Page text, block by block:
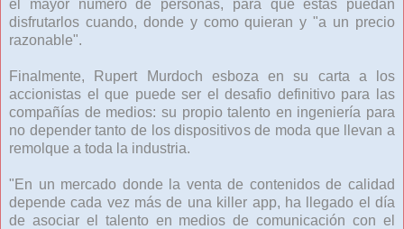
el mayor número de personas, para que éstas puedan
disfrutarlos cuando, donde y como quieran y "a un precio
razonable".
Finalmente, Rupert Murdoch esboza en su carta a los
accionistas el que puede ser el desafio definitivo para las
compañías de medios: su propio talento en ingeniería para
no depender tanto de los dispositivos de moda que llevan a
remolque a toda la industria.
"En un mercado donde la venta de contenidos de calidad
depende cada vez más de una killer app, ha llegado el día
de asociar el talento en medios de comunicación con el